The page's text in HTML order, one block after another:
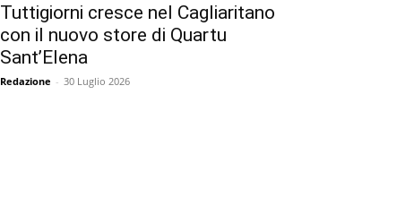
Tuttigiorni cresce nel Cagliaritano
con il nuovo store di Quartu
Sant’Elena
Redazione - 30 Luglio 2026